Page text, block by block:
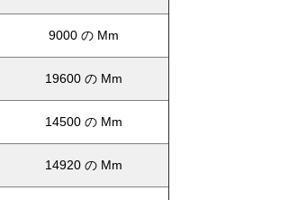
9000 の Mm
19600 の Mm
14500 の Mm
14920 の Mm